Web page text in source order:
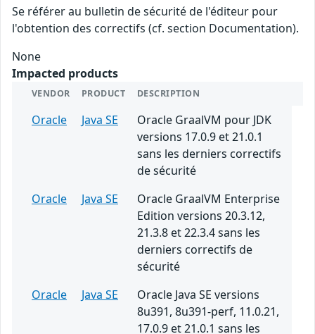
Se référer au bulletin de sécurité de l'éditeur pour
l'obtention des correctifs (cf. section Documentation).
None
Impacted products
VENDOR PRODUCT DESCRIPTION
Oracle Java SE
Oracle GraalVM pour JDK
versions 17.0.9 et 21.0.1
sans les derniers correctifs
de sécurité
Oracle
Java SE
Oracle GraalVM Enterprise
Edition versions 20.3.12,
21.3.8 et 22.3.4 sans les
derniers correctifs de
sécurité
Oracle
Java SE
Oracle Java SE versions
8u391, 8u391-perf, 11.0.21,
17.0.9 et 21.0.1 sans les